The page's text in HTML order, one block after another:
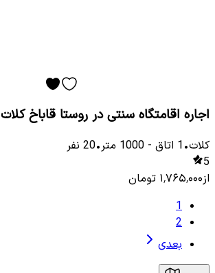
اجاره اقامتگاه سنتی در روستا قاباخ کلات
کلات•
1 اتاق -
1000 متر•
20 نفر
5
از۱٬۷۶۵٬۰۰۰ تومان
1
2
بعدی